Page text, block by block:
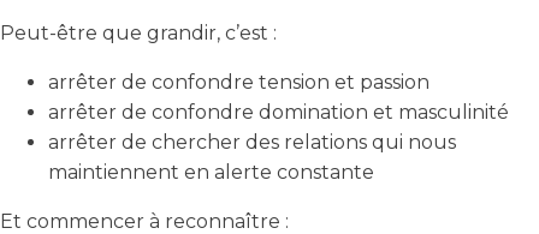
Peut-être que grandir, c’est :
arrêter de confondre tension et passion
arrêter de confondre domination et masculinité
arrêter de chercher des relations qui nous
maintiennent en alerte constante
Et commencer à reconnaître :